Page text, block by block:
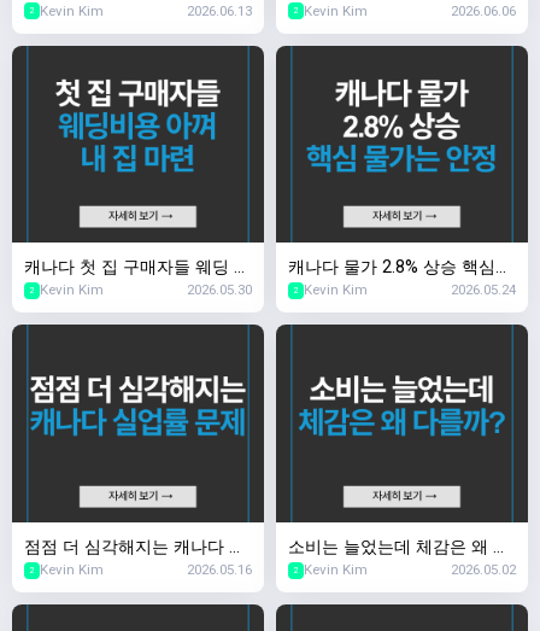
권시장이 놀란 이유
2 Kevin Kim 2026.06.13
체, BoC의 대응은?
2 Kevin Kim 2026.06.06
캐나다 첫 집 구매자들 웨딩 비
용 아껴 내 집 마련
2 Kevin Kim 2026.05.30
캐나다 물가 2.8% 상승 핵심
물가는 안정
2 Kevin Kim 2026.05.24
점점 더 심각해지는 캐나다 실
업률 문제
2 Kevin Kim 2026.05.16
소비는 늘었는데 체감은 왜 다
를까?
2 Kevin Kim 2026.05.02